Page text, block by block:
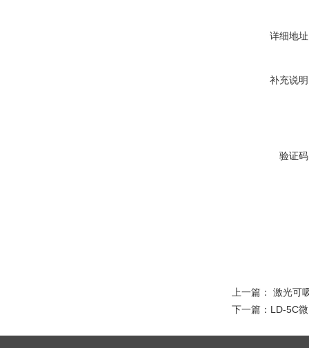
详细地
补充说
验证
上一篇： 激光可
下一篇： LD-5C